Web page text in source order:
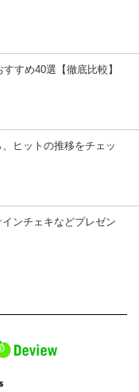
すめ40選【徹底比較】
ヒットの推移をチェッ
ンチェキなどプレゼン